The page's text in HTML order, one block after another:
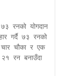
रनको योगदान
गर्दै ७३ रनको
चौका र एक
रन बनाउँदा